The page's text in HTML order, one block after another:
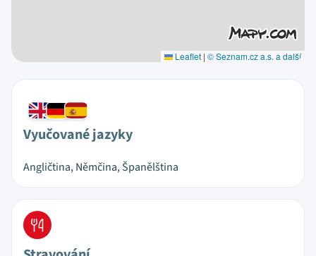
Leaflet | © Seznam.cz a.s. a další
Vyučované jazyky
Angličtina, Němčina, Španělština